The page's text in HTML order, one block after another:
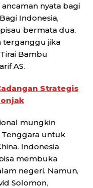
nyata bagi
Indonesia,
bermata dua.
terganggu jika
Bambu
AS.
Strategis
mungkin
Tenggara untuk
Indonesia
membuka
negeri. Namun,
Solomon,